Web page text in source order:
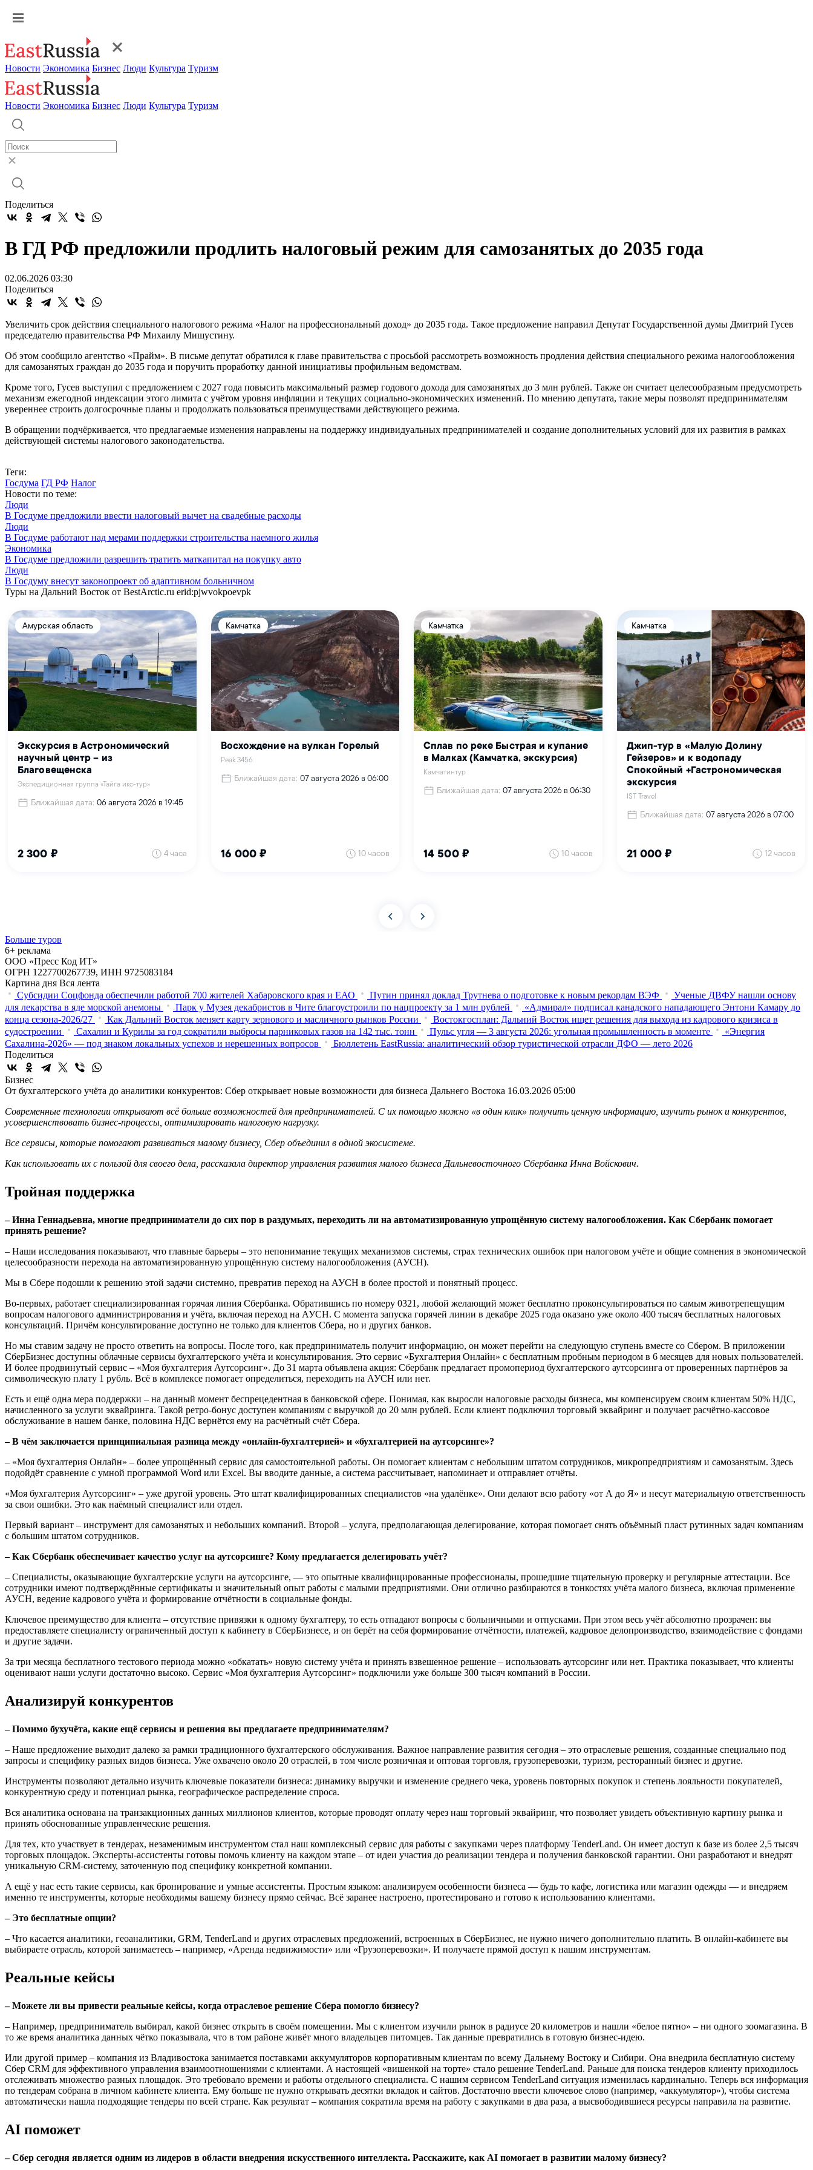
Новости Экономика Бизнес Люди Культура Туризм
Новости Экономика Бизнес Люди Культура Туризм
Поделиться
В ГД РФ предложили продлить налоговый режим для самозанятых до 2035 года
02.06.2026 03:30
Поделиться
Увеличить срок действия специального налогового режима «Налог на профессиональный доход» до 2035 года. Такое предложение направил Депутат Государственной думы Дмитрий Гусев
председателю правительства РФ Михаилу Мишустину.
Об этом сообщило агентство «Прайм». В письме депутат обратился к главе правительства с просьбой рассмотреть возможность продления действия специального режима налогообложения
для самозанятых граждан до 2035 года и поручить проработку данной инициативы профильным ведомствам.
Кроме того, Гусев выступил с предложением с 2027 года повысить максимальный размер годового дохода для самозанятых до 3 млн рублей. Также он считает целесообразным предусмотреть
механизм ежегодной индексации этого лимита с учётом уровня инфляции и текущих социально-экономических изменений. По мнению депутата, такие меры позволят предпринимателям
увереннее строить долгосрочные планы и продолжать пользоваться преимуществами действующего режима.
В обращении подчёркивается, что предлагаемые изменения направлены на поддержку индивидуальных предпринимателей и создание дополнительных условий для их развития в рамках
действующей системы налогового законодательства.
Теги:
Госдума ГД РФ Налог
Новости по теме:
Люди
В Госдуме предложили ввести налоговый вычет на свадебные расходы
Люди
В Госдуме работают над мерами поддержки строительства наемного жилья
Экономика
В Госдуме предложили разрешить тратить маткапитал на покупку авто
Люди
В Госдуму внесут законопроект об адаптивном больничном
Туры на Дальний Восток от BestArctic.ru erid:pjwvokpoevpk
Больше туров
6+ реклама
ООО «Пресс Код ИТ»
ОГРН 1227700267739, ИНН 9725083184
Картина дня Вся лента
Субсидии Соцфонда обеспечили работой 700 жителей Хабаровского края и ЕАО
Путин принял доклад Трутнева о подготовке к новым рекордам ВЭФ
Ученые ДВФУ нашли основу
для лекарства в яде морской анемоны
Парк у Музея декабристов в Чите благоустроили по нацпроекту за 1 млн рублей
«Адмирал» подписал канадского нападающего Энтони Камару до
конца сезона-2026/27
Как Дальний Восток меняет карту зернового и масличного рынков России
Востокгосплан: Дальний Восток ищет решения для выхода из кадрового кризиса в
судостроении
Сахалин и Курилы за год сократили выбросы парниковых газов на 142 тыс. тонн Пульс угля — 3 августа 2026: угольная промышленность в моменте
«Энергия
Сахалина-2026» — под знаком локальных успехов и нерешенных вопросов
Бюллетень EastRussia: аналитический обзор туристической отрасли ДФО — лето 2026
Поделиться
Бизнес
От бухгалтерского учёта до аналитики конкурентов: Сбер открывает новые возможности для бизнеса Дальнего Востока 16.03.2026 05:00
Современные технологии открывают всё больше возможностей для предпринимателей. С их помощью можно «в один клик» получить ценную информацию, изучить рынок и конкурентов,
усовершенствовать бизнес-процессы, оптимизировать налоговую нагрузку.
Все сервисы, которые помогают развиваться малому бизнесу, Сбер объединил в одной экосистеме.
Как использовать их с пользой для своего дела, рассказала директор управления развития малого бизнеса Дальневосточного Сбербанка Инна Войскович.
Тройная поддержка
– Инна Геннадьевна, многие предприниматели до сих пор в раздумьях, переходить ли на автоматизированную упрощённую систему налогообложения. Как Сбербанк помогает
принять решение?
– Наши исследования показывают, что главные барьеры – это непонимание текущих механизмов системы, страх технических ошибок при налоговом учёте и общие сомнения в экономической
целесообразности перехода на автоматизированную упрощённую систему налогообложения (АУСН).
Мы в Сбере подошли к решению этой задачи системно, превратив переход на АУСН в более простой и понятный процесс.
Во-первых, работает специализированная горячая линия Сбербанка. Обратившись по номеру 0321, любой желающий может бесплатно проконсультироваться по самым животрепещущим
вопросам налогового администрирования и учёта, включая переход на АУСН. С момента запуска горячей линии в декабре 2025 года оказано уже около 400 тысяч бесплатных налоговых
консультаций. Причём консультирование доступно не только для клиентов Сбера, но и других банков.
Но мы ставим задачу не просто ответить на вопросы. После того, как предприниматель получит информацию, он может перейти на следующую ступень вместе со Сбером. В приложении
СберБизнес доступны облачные сервисы бухгалтерского учёта и консультирования. Это сервис «Бухгалтерия Онлайн» с бесплатным пробным периодом в 6 месяцев для новых пользователей.
И более продвинутый сервис – «Моя бухгалтерия Аутсорсинг». До 31 марта объявлена акция: Сбербанк предлагает промопериод бухгалтерского аутсорсинга от проверенных партнёров за
символическую плату 1 рубль. Всё в комплексе помогает определиться, переходить на АУСН или нет.
Есть и ещё одна мера поддержки – на данный момент беспрецедентная в банковской сфере. Понимая, как выросли налоговые расходы бизнеса, мы компенсируем своим клиентам 50% НДС,
начисленного за услуги эквайринга. Такой ретро-бонус доступен компаниям с выручкой до 20 млн рублей. Если клиент подключил торговый эквайринг и получает расчётно-кассовое
обслуживание в нашем банке, половина НДС вернётся ему на расчётный счёт Сбера.
– В чём заключается принципиальная разница между «онлайн-бухгалтерией» и «бухгалтерией на аутсорсинге»?
– «Моя бухгалтерия Онлайн» – более упрощённый сервис для самостоятельной работы. Он помогает клиентам с небольшим штатом сотрудников, микропредприятиям и самозанятым. Здесь
подойдёт сравнение с умной программой Word или Excel. Вы вводите данные, а система рассчитывает, напоминает и отправляет отчёты.
«Моя бухгалтерия Аутсорсинг» – уже другой уровень. Это штат квалифицированных специалистов «на удалёнке». Они делают всю работу «от А до Я» и несут материальную ответственность
за свои ошибки. Это как наёмный специалист или отдел.
Первый вариант – инструмент для самозанятых и небольших компаний. Второй – услуга, предполагающая делегирование, которая помогает снять объёмный пласт рутинных задач компаниям
с большим штатом сотрудников.
– Как Сбербанк обеспечивает качество услуг на аутсорсинге? Кому предлагается делегировать учёт?
– Специалисты, оказывающие бухгалтерские услуги на аутсорсинге, — это опытные квалифицированные профессионалы, прошедшие тщательную проверку и регулярные аттестации. Все
сотрудники имеют подтверждённые сертификаты и значительный опыт работы с малыми предприятиями. Они отлично разбираются в тонкостях учёта малого бизнеса, включая применение
АУСН, ведение кадрового учёта и формирование отчётности в социальные фонды.
Ключевое преимущество для клиента – отсутствие привязки к одному бухгалтеру, то есть отпадают вопросы с больничными и отпусками. При этом весь учёт абсолютно прозрачен: вы
предоставляете специалисту ограниченный доступ к кабинету в СберБизнесе, и он берёт на себя формирование отчётности, платежей, кадровое делопроизводство, взаимодействие с фондами
и другие задачи.
За три месяца бесплатного тестового периода можно «обкатать» новую систему учёта и принять взвешенное решение – использовать аутсорсинг или нет. Практика показывает, что клиенты
оценивают наши услуги достаточно высоко. Сервис «Моя бухгалтерия Аутсорсинг» подключили уже больше 300 тысяч компаний в России.
Анализируй конкурентов
– Помимо бухучёта, какие ещё сервисы и решения вы предлагаете предпринимателям?
– Наше предложение выходит далеко за рамки традиционного бухгалтерского обслуживания. Важное направление развития сегодня – это отраслевые решения, созданные специально под
запросы и специфику разных видов бизнеса. Уже охвачено около 20 отраслей, в том числе розничная и оптовая торговля, грузоперевозки, туризм, ресторанный бизнес и другие.
Инструменты позволяют детально изучить ключевые показатели бизнеса: динамику выручки и изменение среднего чека, уровень повторных покупок и степень лояльности покупателей,
конкурентную среду и потенциал рынка, географическое распределение спроса.
Вся аналитика основана на транзакционных данных миллионов клиентов, которые проводят оплату через наш торговый эквайринг, что позволяет увидеть объективную картину рынка и
принять обоснованные управленческие решения.
Для тех, кто участвует в тендерах, незаменимым инструментом стал наш комплексный сервис для работы с закупками через платформу TenderLand. Он имеет доступ к базе из более 2,5 тысяч
торговых площадок. Эксперты-ассистенты готовы помочь клиенту на каждом этапе – от идеи участия до реализации тендера и получения банковской гарантии. Они разработают и внедрят
уникальную CRM-систему, заточенную под специфику конкретной компании.
А ещё у нас есть такие сервисы, как бронирование и умные ассистенты. Простым языком: анализируем особенности бизнеса — будь то кафе, логистика или магазин одежды — и внедряем
именно те инструменты, которые необходимы вашему бизнесу прямо сейчас. Всё заранее настроено, протестировано и готово к использованию клиентами.
– Это бесплатные опции?
– Что касается аналитики, геоаналитики, GRM, TenderLand и других отраслевых предложений, встроенных в СберБизнес, не нужно ничего дополнительно платить. В онлайн-кабинете вы
выбираете отрасль, которой занимаетесь – например, «Аренда недвижимости» или «Грузоперевозки». И получаете прямой доступ к нашим инструментам.
Реальные кейсы
– Можете ли вы привести реальные кейсы, когда отраслевое решение Сбера помогло бизнесу?
– Например, предприниматель выбирал, какой бизнес открыть в своём помещении. Мы с клиентом изучили рынок в радиусе 20 километров и нашли «белое пятно» – ни одного зоомагазина. В
то же время аналитика данных чётко показывала, что в том районе живёт много владельцев питомцев. Так данные превратились в готовую бизнес-идею.
Или другой пример – компания из Владивостока занимается поставками аккумуляторов корпоративным клиентам по всему Дальнему Востоку и Сибири. Она внедрила бесплатную систему
Сбер CRM для эффективного управления взаимоотношениями с клиентами. А настоящей «вишенкой на торте» стало решение TenderLand. Раньше для поиска тендеров клиенту приходилось
отслеживать множество разных площадок. Это требовало времени и работы отдельного специалиста. С нашим сервисом TenderLand ситуация изменилась кардинально. Теперь вся информация
по тендерам собрана в личном кабинете клиента. Ему больше не нужно открывать десятки вкладок и сайтов. Достаточно ввести ключевое слово (например, «аккумулятор»), чтобы система
автоматически нашла подходящие тендеры по всей стране. Как результат – компания сократила время на работу с закупками в два раза, а высвободившиеся ресурсы направила на развитие.
AI поможет
– Сбер сегодня является одним из лидеров в области внедрения искусственного интеллекта. Расскажите, как AI помогает в развитии малому бизнесу?